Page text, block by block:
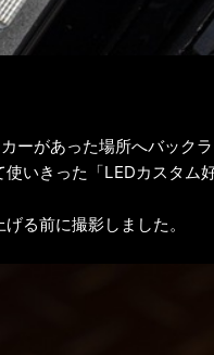
ーがあった場所へバックラ
いきった「LEDカスタム
る前に撮影しました。